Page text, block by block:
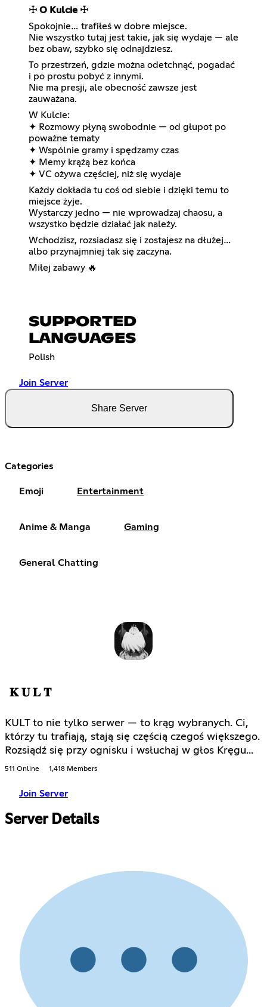
☩ O Kulcie ☩
Spokojnie… trafiłeś w dobre miejsce.
Nie wszystko tutaj jest takie, jak się wydaje — ale
bez obaw, szybko się odnajdziesz.
To przestrzeń, gdzie można odetchnąć, pogadać
i po prostu pobyć z innymi.
Nie ma presji, ale obecność zawsze jest
zauważana.
W Kulcie:
✦ Rozmowy płyną swobodnie — od głupot po
poważne tematy
✦ Wspólnie gramy i spędzamy czas
✦ Memy krążą bez końca
✦ VC ożywa częściej, niż się wydaje
Każdy dokłada tu coś od siebie i dzięki temu to
miejsce żyje.
Wystarczy jedno — nie wprowadzaj chaosu, a
wszystko będzie działać jak należy.
Wchodzisz, rozsiadasz się i zostajesz na dłużej…
albo przynajmniej tak się zaczyna.
Miłej zabawy 🔥
SUPPORTED
LANGUAGES
Polish
Join Server
Share Server
Categories
Emoji Entertainment
Anime & Manga Gaming
General Chatting
𝐊 𝐔 𝐋 𝐓
KULT to nie tylko serwer — to krąg wybranych. Ci,
którzy tu trafiają, stają się częścią czegoś większego.
Rozsiądź się przy ognisku i wsłuchaj w głos Kręgu...
511 Online 1,418 Members
Join Server
Server Details